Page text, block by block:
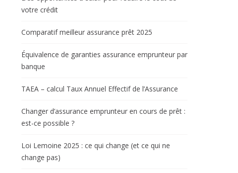
votre crédit
Comparatif meilleur assurance prêt 2025
Équivalence de garanties assurance emprunteur par
banque
TAEA – calcul Taux Annuel Effectif de l’Assurance
Changer d’assurance emprunteur en cours de prêt :
est-ce possible ?
Loi Lemoine 2025 : ce qui change (et ce qui ne
change pas)